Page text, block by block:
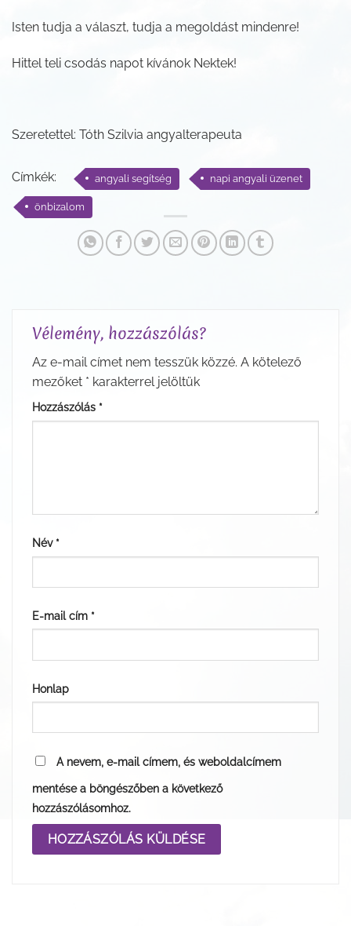
Isten tudja a választ, tudja a megoldást mindenre!
Hittel teli csodás napot kívánok Nektek!
Szeretettel: Tóth Szilvia angyalterapeuta
Címkék: angyali segítség napi angyali üzenet
önbizalom
Vélemény, hozzászólás?
Az e-mail címet nem tesszük közzé. A kötelező
mezőket * karakterrel jelöltük
Hozzászólás *
Név *
E-mail cím *
Honlap
A nevem, e-mail címem, és weboldalcímem
mentése a böngészőben a következő
hozzászólásomhoz.